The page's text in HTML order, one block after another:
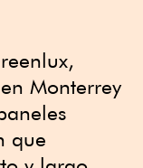
Monterrey
que